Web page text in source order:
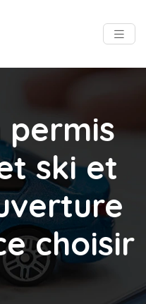
permis
ski et
choisir